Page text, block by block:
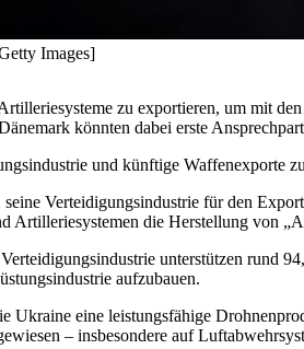
Images]
zu exportieren, um mit
könnten dabei erste
und künftige Waffenexporte
Verteidigungsindustrie für den
Artilleriesystemen die Herstellung von
unterstützen rund
aufzubauen.
Ukraine eine leistungsfähige
– insbesondere auf